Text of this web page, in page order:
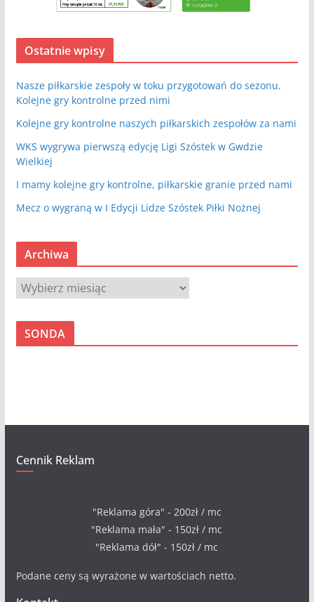
Ostatnie wpisy
Nasze piłkarskie zespoły w toku przygotowań do sezonu.
Kolejne gry kontrolne przed nimi
Kolejne gry kontrolne naszych piłkarskich zespołów za nami
WKS wygrywa pierwszą edycję Ligi Szóstek w Gwdzie
Wielkiej
I mamy kolejne gry kontrolne, piłkarskie granie przed nami
Mecz o wygraną w I Edycji Lidze Szóstek Piłki Nożnej
Archiwa
A
r
c
SONDA
Cennik Reklam
"Reklama góra" - 200zł / mc
"Reklama mała" - 150zł / mc
"Reklama dół" - 150zł / mc
Podane ceny są wyrażone w wartościach netto.